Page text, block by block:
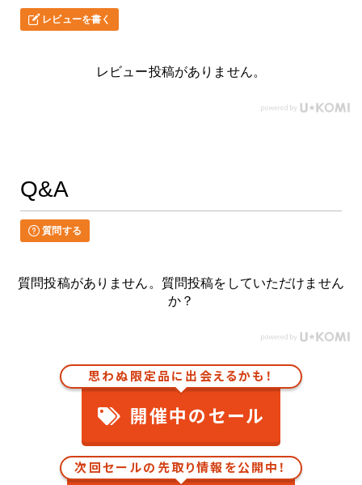
レビューを書く
レビュー投稿がありません。
Q&A
質問する
質問投稿がありません。質問投稿をしていただけません
か？
思わぬ限定品に出会えるかも！
開催中のセール
次回セールの先取り情報を公開中！